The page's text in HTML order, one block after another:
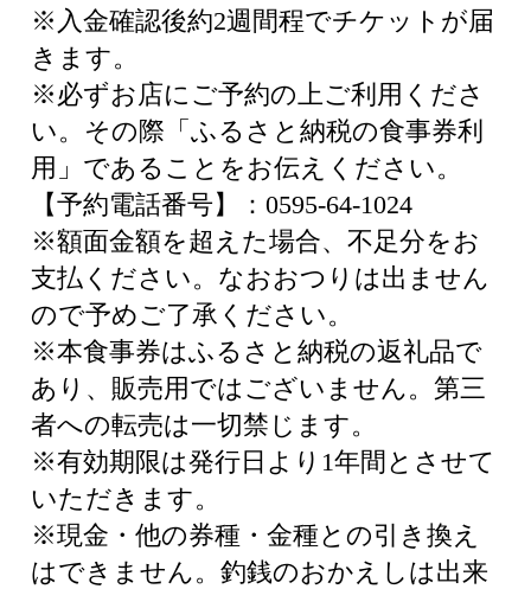
※入金確認後約2週間程でチケットが届
きます。
※必ずお店にご予約の上ご利用くださ
い。その際「ふるさと納税の食事券利
用」であることをお伝えください。
【予約電話番号】：0595-64-1024
※額面金額を超えた場合、不足分をお
支払ください。なおおつりは出ません
ので予めご了承ください。
※本食事券はふるさと納税の返礼品で
あり、販売用ではございません。第三
者への転売は一切禁じます。
※有効期限は発行日より1年間とさせて
いただきます。
※現金・他の券種・金種との引き換え
はできません。釣銭のおかえしは出来